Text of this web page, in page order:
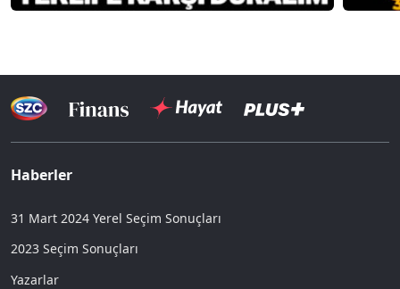
Haberler
31 Mart 2024 Yerel Seçim Sonuçları
2023 Seçim Sonuçları
Yazarlar